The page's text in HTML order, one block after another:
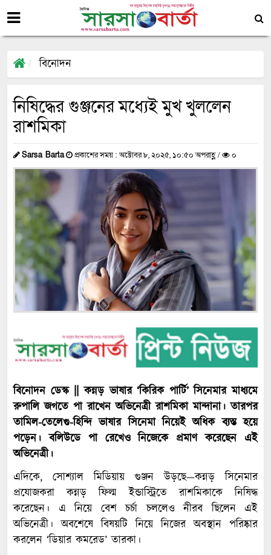
বিনোদন
নিষিদ্ধের গুঞ্জনের মধ্যেই মুখ খুললেন
রাশমিকা
Sarsa Barta প্রকাশের সময় : অক্টোবর ৮, ২০২৫, ১০:৫০ অপরাহ্ণ / ০
বিনোদন ডেস্ক || কন্নড় ভাষার ‘কিরিক পার্টি’ সিনেমার মাধ্যমে
রুপালি জগতে পা রাখেন অভিনেত্রী রাশমিকা মান্দানা। তারপর
তামিল-তেলেগু-হিন্দি ভাষার সিনেমা নিয়েই অধিক ব্যস্ত হয়ে
পড়েন। বলিউডে পা রেখেও নিজেকে প্রমাণ করেছেন এই
অভিনেত্রী।
এদিকে, সোশ্যাল মিডিয়ায় গুঞ্জন উড়ছে—কন্নড় সিনেমার
প্রযোজকরা কন্নড় ফিল্ম ইন্ডাস্ট্রিতে রাশমিকাকে নিষিদ্ধ
করেছেন। এ নিয়ে বেশ চর্চা চললেও নীরব ছিলেন এই
অভিনেত্রী। অবশেষে বিষয়টি নিয়ে নিজের অবস্থান পরিষ্কার
করলেন ‘ডিয়ার কমরেড’ তারকা।